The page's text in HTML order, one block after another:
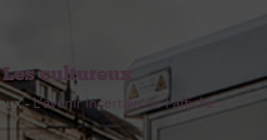
Les cultureux
-L’avenir incertain de l’affiche